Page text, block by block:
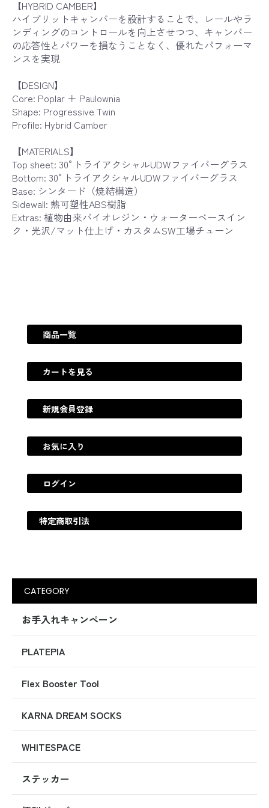
【HYBRID CAMBER】
ハイブリットキャンバーを設計することで、レールやラ
ンディングのコントロールを向上させつつ、キャンバー
の応答性とパワーを損なうことなく、優れたパフォーマ
ンスを実現
【DESIGN】
Core: Poplar ＋ Paulownia
Shape: Progressive Twin
Profile: Hybrid Camber
【MATERIALS】
Top sheet: 30°トライアクシャルUDWファイバーグラス
Bottom: 30°トライアクシャルUDWファイバーグラス
Base: シンタード（焼結構造）
Sidewall: 熱可塑性ABS樹脂
Extras: 植物由来バイオレジン・ウォーターベースイン
ク・光沢/マット仕上げ・カスタムSW工場チューン
商品一覧
カートを見る
新規会員登録
お気に入り
ログイン
特定商取引法
CATEGORY
お手入れキャンペーン
PLATEPIA
Flex Booster Tool
KARNA DREAM SOCKS
WHITESPACE
ステッカー